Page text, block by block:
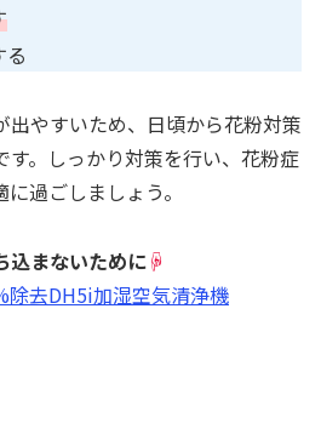
る
出やすいため、日頃から花粉対策
す。しっかり対策を行い、花粉症
過ごしましょう。
込まないために☟
除去DH5i加湿空気清浄機